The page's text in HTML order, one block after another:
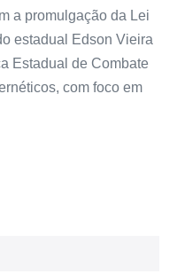
a promulgação da Lei
estadual Edson Vieira
Estadual de Combate
com foco em